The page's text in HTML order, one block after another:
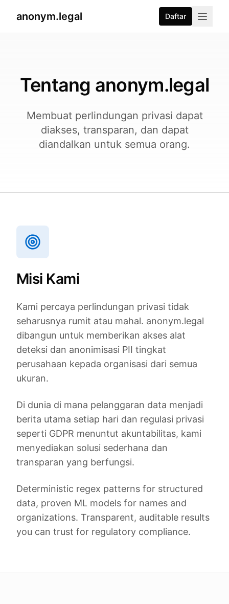
anonym.legal Daftar
Tentang anonym.legal
Membuat perlindungan privasi dapat
diakses, transparan, dan dapat
diandalkan untuk semua orang.
Misi Kami
Kami percaya perlindungan privasi tidak
seharusnya rumit atau mahal. anonym.legal
dibangun untuk memberikan akses alat
deteksi dan anonimisasi PII tingkat
perusahaan kepada organisasi dari semua
ukuran.
Di dunia di mana pelanggaran data menjadi
berita utama setiap hari dan regulasi privasi
seperti GDPR menuntut akuntabilitas, kami
menyediakan solusi sederhana dan
transparan yang berfungsi.
Deterministic regex patterns for structured
data, proven ML models for names and
organizations. Transparent, auditable results
you can trust for regulatory compliance.